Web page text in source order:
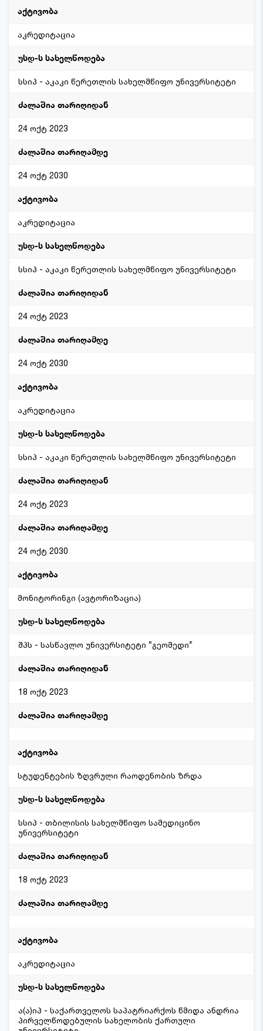
აკრედიტაცია
სსიპ - აკაკი წერეთლის სახელმწიფო უნივერსიტეტი
24 ოქტ 2023
24 ოქტ 2030
აკრედიტაცია
სსიპ - აკაკი წერეთლის სახელმწიფო უნივერსიტეტი
24 ოქტ 2023
24 ოქტ 2030
აკრედიტაცია
სსიპ - აკაკი წერეთლის სახელმწიფო უნივერსიტეტი
24 ოქტ 2023
24 ოქტ 2030
მონიტორინგი (ავტორიზაცია)
შპს - სასწავლო უნივერსიტეტი ”გეომედი”
18 ოქტ 2023
სტუდენტების ზღვრული რაოდენობის ზრდა
სსიპ - თბილისის სახელმწიფო სამედიცინო
უნივერსიტეტი
18 ოქტ 2023
აკრედიტაცია
ა(ა)იპ - საქართველოს საპატრიარქოს წმიდა ანდრია
პირველწოდებულის სახელობის ქართული